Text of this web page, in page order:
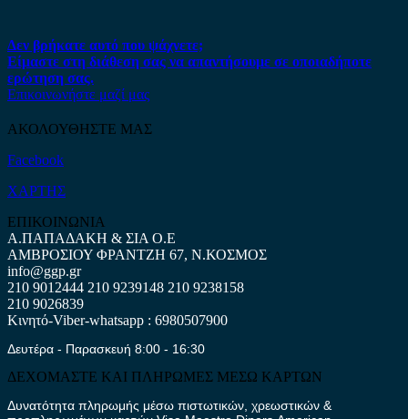
Δεν βρήκατε αυτό που ψάχνετε;
Είμαστε στη διάθεση σας να απαντήσουμε σε οποιαδήποτε
ερώτηση σας.
Επικοινωνήστε μαζί μας
ΑΚΟΛΟΥΘΗΣΤΕ ΜΑΣ
Facebook
ΧΑΡΤΗΣ
ΕΠΙΚΟΙΝΩΝΙΑ
Α.ΠΑΠΑΔΑΚΗ & ΣΙΑ Ο.Ε
ΑΜΒΡΟΣΙΟΥ ΦΡΑΝΤΖΗ 67, Ν.ΚΟΣΜΟΣ
info@ggp.gr
210 9012444 210 9239148 210 9238158
210 9026839
Κινητό-Viber-whatsapp : 6980507900
Δευτέρα - Παρασκευή 8:00 - 16:30
ΔΕΧΟΜΑΣΤΕ ΚΑΙ ΠΛΗΡΩΜΕΣ ΜΕΣΩ ΚΑΡΤΩΝ
Δυνατότητα πληρωμής μέσω πιστωτικών, χρεωστικών &